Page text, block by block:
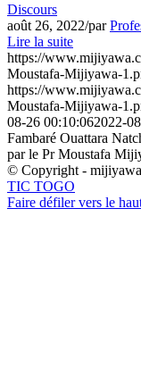
Discours
août 26, 2022/par
Lire la suite
https://
Moustafa-Mijiyawa-
https://
Moustafa-Mijiyawa-
08-26 00:10:062022-
Fambaré Ouattara
par le Pr Moustafa
© Copyright -
TIC TOGO
Faire défiler vers le